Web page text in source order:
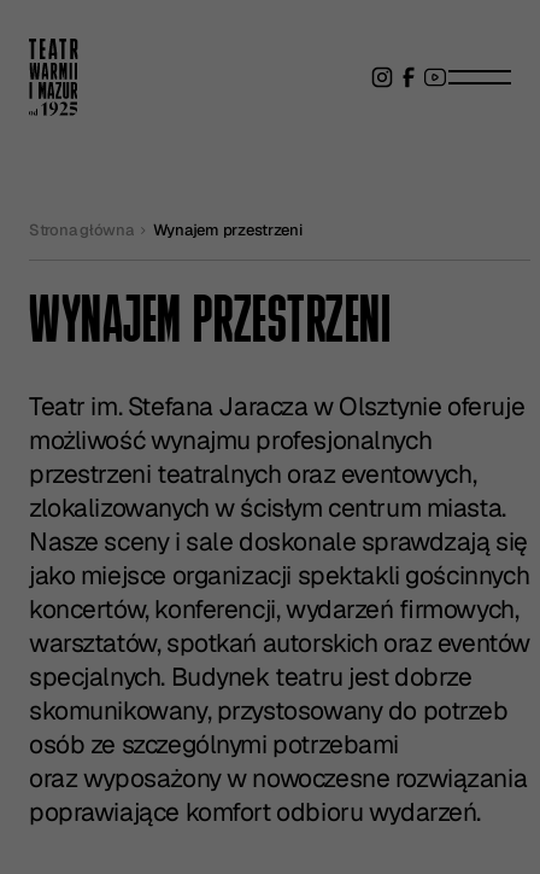
Strona główna Wynajem przestrzeni
WYNAJEM PRZESTRZENI
Teatr im. Stefana Jaracza w Olsztynie oferuje
możliwość wynajmu profesjonalnych
przestrzeni teatralnych oraz eventowych,
zlokalizowanych w ścisłym centrum miasta.
Nasze sceny i sale doskonale sprawdzają się
jako miejsce organizacji spektakli gościnnych,
koncertów, konferencji, wydarzeń firmowych,
warsztatów, spotkań autorskich oraz eventów
specjalnych. Budynek teatru jest dobrze
skomunikowany, przystosowany do potrzeb
osób ze szczególnymi potrzebami
oraz wyposażony w nowoczesne rozwiązania
poprawiające komfort odbioru wydarzeń.